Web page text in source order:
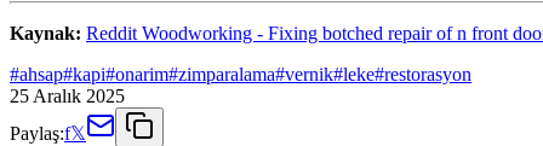
Kaynak: Reddit Woodworking - Fixing botched repair of n front
#ahsap#kapi#onarim#zimparalama#vernik#leke#restorasyon
25 Aralık 2025
Paylaş:f𝕏